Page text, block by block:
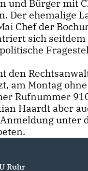
und Bürger mit
Der ehemalige
Chef der
sich
den
am Montag
Rufnummer
Haardt aber
unter
Ruhr